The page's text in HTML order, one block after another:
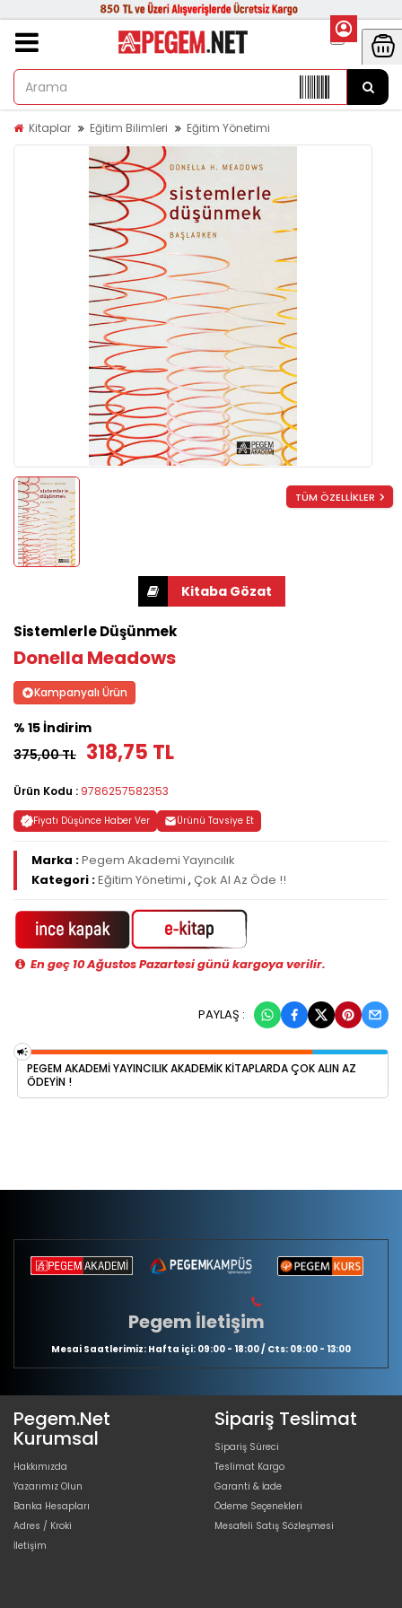
Kitaplar Eğitim Bilimleri Eğitim Yönetimi
TÜM ÖZELLİKLER
Sistemlerle Düşünmek
Donella Meadows
Kampanyalı Ürün
% 15 İndirim
375,00 TL 318,75 TL
Ürün Kodu : 9786257582353
Fiyatı Düşünce Haber Ver Ürünü Tavsiye Et
Marka :Pegem Akademi Yayıncılık
Kategori :Eğitim Yönetimi , Çok Al Az Öde !!
En geç 10 Ağustos Pazartesi günü kargoya verilir.
PAYLAŞ :
PEGEM AKADEMI YAYINCILIK AKADEMIK KITAPLARDA ÇOK ALIN AZ
ÖDEYIN !
Pegem İletişim
Mesai Saatlerimiz: Hafta içi: 09:00 - 18:00 / Cts: 09:00 - 13:00
Pegem.Net
Kurumsal
Hakkımızda
Yazarımız Olun
Banka Hesapları
Adres / Kroki
İletişim
Sipariş Teslimat
Sipariş Süreci
Teslimat Kargo
Garanti & İade
Ödeme Seçenekleri
Mesafeli Satış Sözleşmesi